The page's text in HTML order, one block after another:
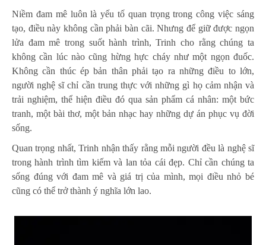
Niềm đam mê luôn là yếu tố quan trọng trong công việc sáng
tạo, điều này không cần phải bàn cãi. Nhưng để giữ được ngọn
lửa đam mê trong suốt hành trình, Trinh cho rằng chúng ta
không cần lúc nào cũng hừng hực cháy như một ngọn đuốc.
Không cần thúc ép bản thân phải tạo ra những điều to lớn,
người nghệ sĩ chỉ cần trung thực với những gì họ cảm nhận và
trải nghiệm, thể hiện điều đó qua sản phẩm cá nhân: một bức
tranh, một bài thơ, một bản nhạc hay những dự án phục vụ đời
sống.
Quan trọng nhất, Trinh nhận thấy rằng mỗi người đều là nghệ sĩ
trong hành trình tìm kiếm và lan tỏa cái đẹp. Chỉ cần chúng ta
sống đúng với đam mê và giá trị của mình, mọi điều nhỏ bé
cũng có thể trở thành ý nghĩa lớn lao.